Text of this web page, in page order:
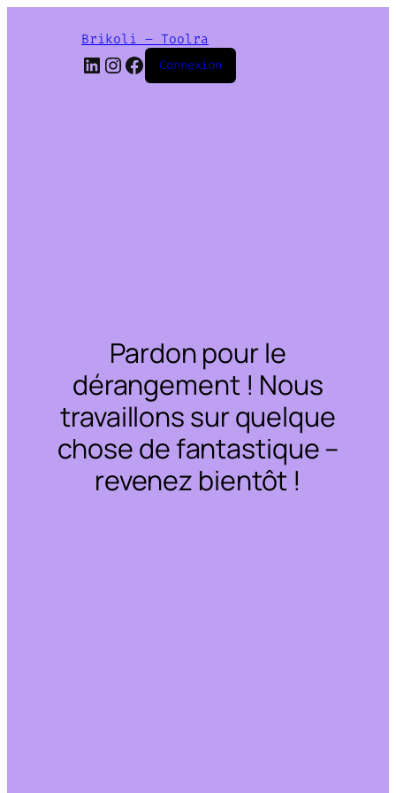
Brikoli – Toolra
LinkedIn
Instagram
Facebook
Connexion
Pardon pour le
dérangement ! Nous
travaillons sur quelque
chose de fantastique –
revenez bientôt !